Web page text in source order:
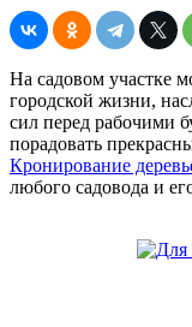
На садовом участке
городской жизни,
сил перед рабочими
порадовать
Кронирование
любого садовода и